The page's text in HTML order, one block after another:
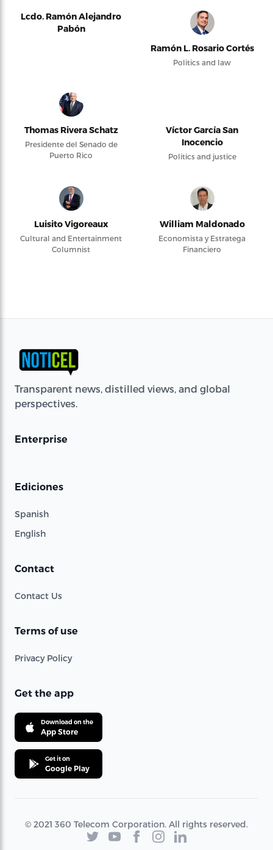
Lcdo. Ramón Alejandro
Pabón
Ramón L. Rosario Cortés
Politics and law
Thomas Rivera Schatz
Presidente del Senado de
Puerto Rico
Víctor García San
Inocencio
Politics and justice
Luisito Vigoreaux
Cultural and Entertainment
Columnist
William Maldonado
Economista y Estratega
Financiero
Transparent news, distilled views, and global
perspectives.
Enterprise
Ediciones
Spanish
English
Contact
Contact Us
Terms of use
Privacy Policy
Get the app
Download on the
App Store
Get it on
Google Play
© 2021 360 Telecom Corporation. All rights reserved.